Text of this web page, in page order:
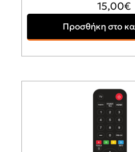
15,00€
Προσθήκη στο